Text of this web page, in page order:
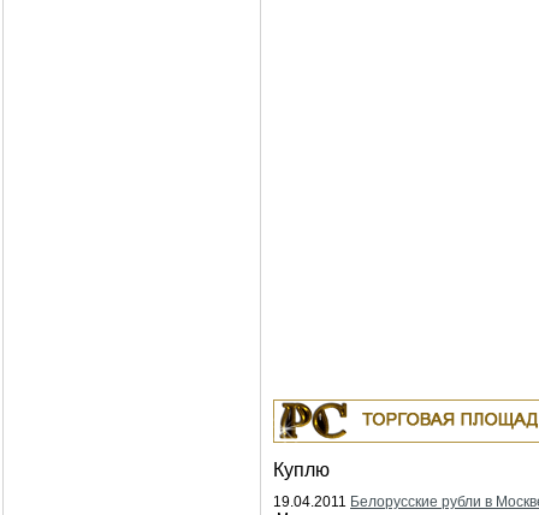
Куплю
19.04.2011 Белорусские рубли в